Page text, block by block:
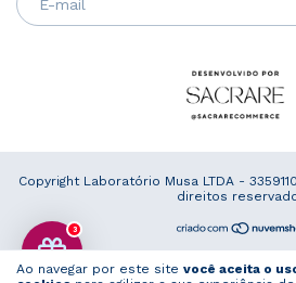
Ao navegar por este site você aceita o
Copyright Laboratório Musa LTDA -
direitos
3